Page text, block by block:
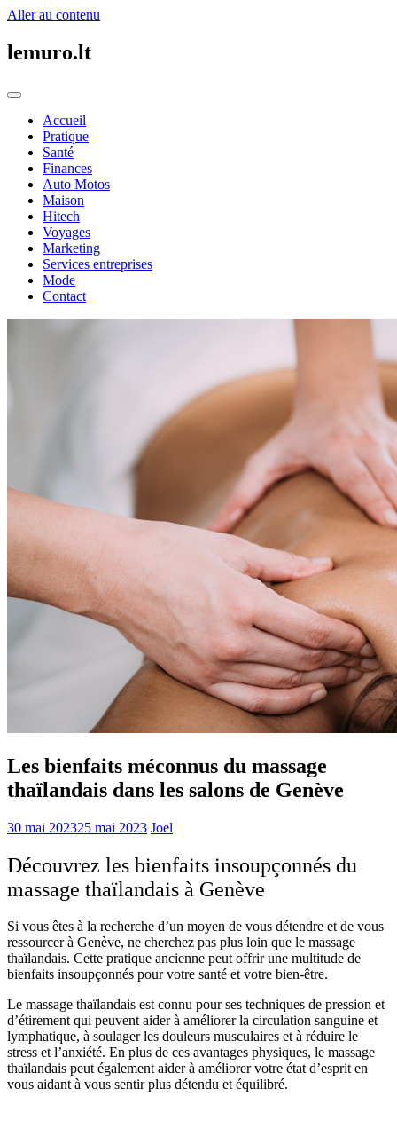
Aller au contenu
lemuro.lt
Accueil
Pratique
Santé
Finances
Auto Motos
Maison
Hitech
Voyages
Marketing
Services entreprises
Mode
Contact
Les bienfaits méconnus du massage
thaïlandais dans les salons de Genève
30 mai 202325 mai 2023 Joel
Découvrez les bienfaits insoupçonnés du
massage thaïlandais à Genève
Si vous êtes à la recherche d’un moyen de vous détendre et de vous
ressourcer à Genève, ne cherchez pas plus loin que le massage
thaïlandais. Cette pratique ancienne peut offrir une multitude de
bienfaits insoupçonnés pour votre santé et votre bien-être.
Le massage thaïlandais est connu pour ses techniques de pression et
d’étirement qui peuvent aider à améliorer la circulation sanguine et
lymphatique, à soulager les douleurs musculaires et à réduire le
stress et l’anxiété. En plus de ces avantages physiques, le massage
thaïlandais peut également aider à améliorer votre état d’esprit en
vous aidant à vous sentir plus détendu et équilibré.